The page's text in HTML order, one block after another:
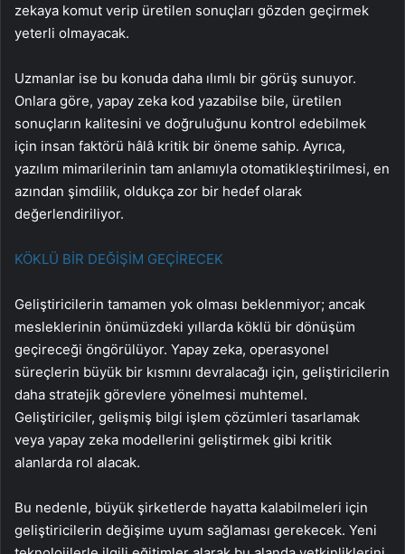
zekaya komut verip üretilen sonuçları gözden geçirmek
yeterli olmayacak.
Uzmanlar ise bu konuda daha ılımlı bir görüş sunuyor.
Onlara göre, yapay zeka kod yazabilse bile, üretilen
sonuçların kalitesini ve doğruluğunu kontrol edebilmek
için insan faktörü hâlâ kritik bir öneme sahip. Ayrıca,
yazılım mimarilerinin tam anlamıyla otomatikleştirilmesi, en
azından şimdilik, oldukça zor bir hedef olarak
değerlendiriliyor.
KÖKLÜ BİR DEĞİŞİM GEÇİRECEK
Geliştiricilerin tamamen yok olması beklenmiyor; ancak
mesleklerinin önümüzdeki yıllarda köklü bir dönüşüm
geçireceği öngörülüyor. Yapay zeka, operasyonel
süreçlerin büyük bir kısmını devralacağı için, geliştiricilerin
daha stratejik görevlere yönelmesi muhtemel.
Geliştiriciler, gelişmiş bilgi işlem çözümleri tasarlamak
veya yapay zeka modellerini geliştirmek gibi kritik
alanlarda rol alacak.
Bu nedenle, büyük şirketlerde hayatta kalabilmeleri için
geliştiricilerin değişime uyum sağlaması gerekecek. Yeni